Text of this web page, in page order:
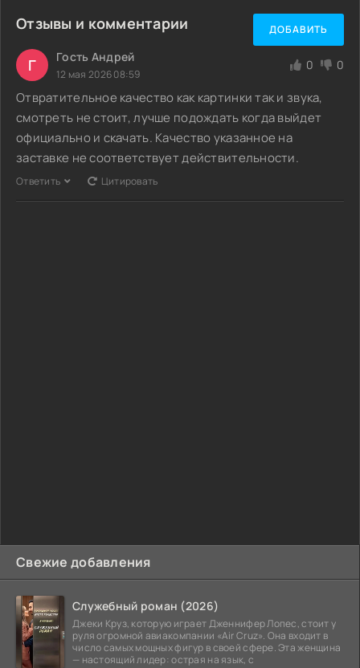
Свежие добавления
Служебный роман (2026)
Джеки Круз, которую играет Дженнифер Лопес, стоит у
руля огромной авиакомпании «Air Cruz». Она входит в
число самых мощных фигур в своей сфере. Эта женщина
— настоящий лидер: острая на язык, с
Отзывы и комментарии ДОБАВИТЬ
Г Гость Андрей
12 мая 2026 08:59
0 0
Отвратительное качество как картинки так и звука,
смотреть не стоит, лучше подождать когда выйдет
официально и скачать. Качество указанное на
заставке не соответствует действительности.
Ответить Цитировать